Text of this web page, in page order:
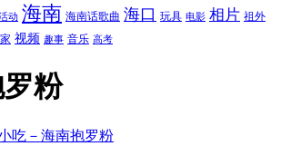
动 海南 海南话歌曲 海口 玩具 电影 相片 祖外
视频 趣事 音乐 高考
粉